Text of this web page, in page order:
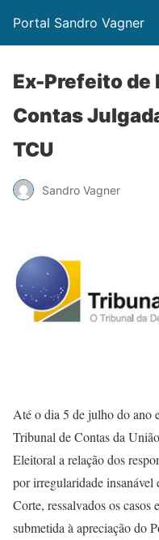
Portal Sandro Vagner
Ex-Prefeito de
Contas
TCU
Sandro Vagner
Até o dia 5 de julho do ano
Tribunal de Contas da
Eleitoral a relação dos
por irregularidade insanável
Corte, ressalvados os casos
submetida à apreciação do